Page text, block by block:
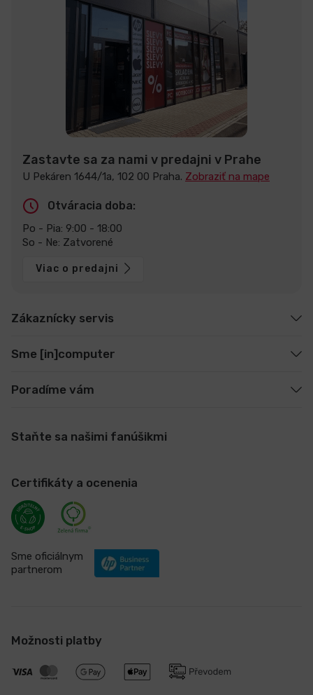
Zastavte sa za nami v predajni v Prahe
U Pekáren 1644/1a, 102 00 Praha. Zobraziť na mape
Otváracia doba:
Po - Pia: 9:00 - 18:00
So - Ne: Zatvorené
Viac o predajni
Zákaznícky servis
Sme [in]computer
Poradíme vám
Staňte sa našimi fanúšikmi
Certifikáty a ocenenia
Sme oficiálnym
partnerom
Možnosti platby